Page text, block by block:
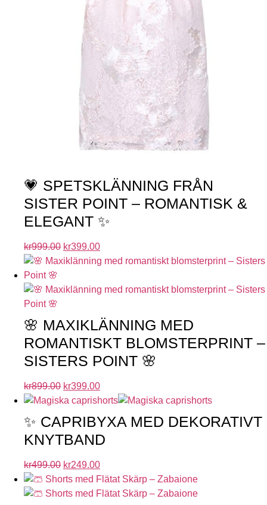
💗 SPETSKLÄNNING FRÅN
SISTER POINT – ROMANTISK &
ELEGANT ✨
kr999.00 kr399.00
🌸 MAXIKLÄNNING MED
ROMANTISKT BLOMSTERPRINT –
SISTERS POINT 🌸
kr899.00 kr399.00
✨ CAPRIBYXA MED DEKORATIVT
KNYTBAND
kr499.00 kr249.00